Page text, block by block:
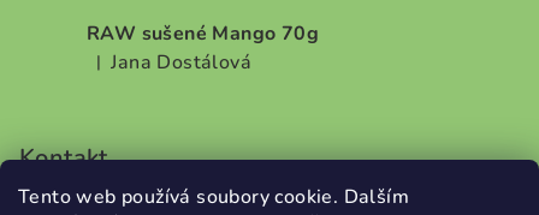
Tento web používá soubory cookie. Dalším
RAW sušené Mango 70g
Hodnocení produktu je 5 z 5 hvězdiček.
| Jana Dostálová
Kontakt